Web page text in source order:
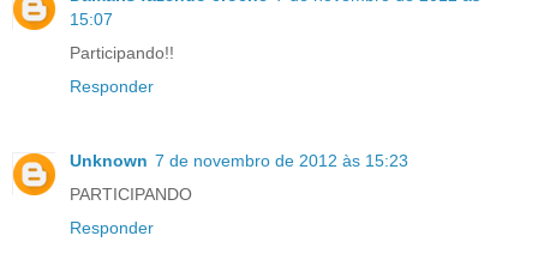
15:07
Participando!!
Responder
Unknown 7 de novembro de 2012 às 15:23
PARTICIPANDO
Responder